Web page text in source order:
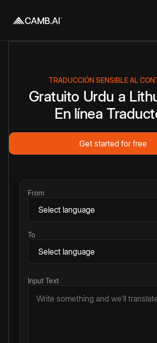
TRADUCCIÓN SENSIBLE AL
Gratuito Urdu a
En línea
Get started for free
From
To
Input Text